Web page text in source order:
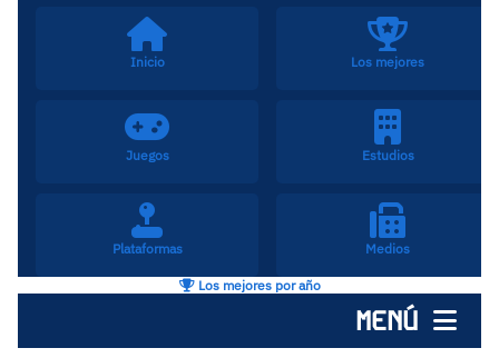
Inicio Los mejores
Juegos Estudios
Plataformas Medios
Los mejores por año
MENÚ